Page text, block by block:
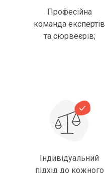
Професійна
команда експертів
та сюрвеєрів;
Індивідуальний
підхід до кожного